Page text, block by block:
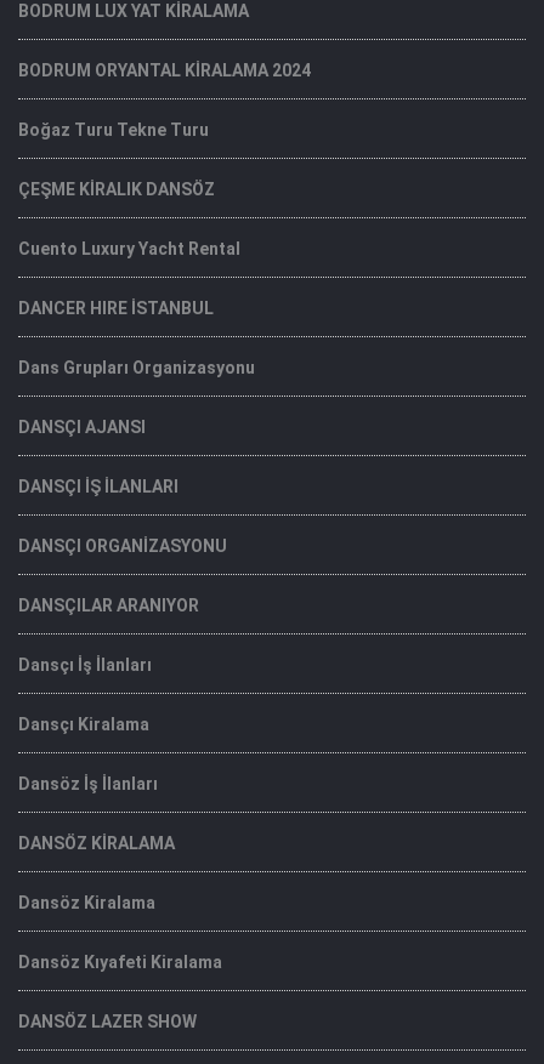
BODRUM LUX YAT KİRALAMA
BODRUM ORYANTAL KİRALAMA 2024
Boğaz Turu Tekne Turu
ÇEŞME KİRALIK DANSÖZ
Cuento Luxury Yacht Rental
DANCER HIRE İSTANBUL
Dans Grupları Organizasyonu
DANSÇI AJANSI
DANSÇI İŞ İLANLARI
DANSÇI ORGANİZASYONU
DANSÇILAR ARANIYOR
Dansçı İş İlanları
Dansçı Kiralama
Dansöz İş İlanları
DANSÖZ KİRALAMA
Dansöz Kiralama
Dansöz Kıyafeti Kiralama
DANSÖZ LAZER SHOW